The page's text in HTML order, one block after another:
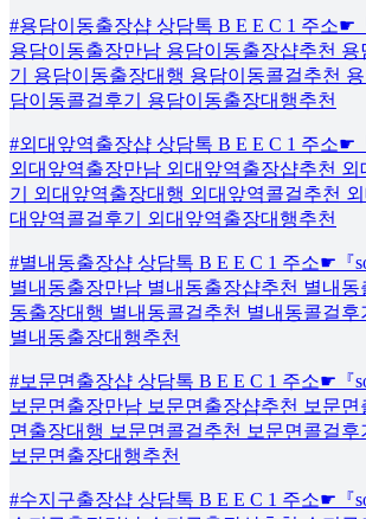
#용담이동출장샵 상담톡 B E E C 1 주소☛
용담이동출장만남 용담이동출장샵추천
기 용담이동출장대행 용담이동콜걸추천
담이동콜걸후기 용담이동출장대행추천
#외대앞역출장샵 상담톡 B E E C 1 주소☛
외대앞역출장만남 외대앞역출장샵추천
기 외대앞역출장대행 외대앞역콜걸추천
대앞역콜걸후기 외대앞역출장대행추천
#별내동출장샵 상담톡 B E E C 1 주소☛『
별내동출장만남 별내동출장샵추천 별내동
동출장대행 별내동콜걸추천 별내동콜걸후
별내동출장대행추천
#보문면출장샵 상담톡 B E E C 1 주소☛『
보문면출장만남 보문면출장샵추천 보문
면출장대행 보문면콜걸추천 보문면콜걸후
보문면출장대행추천
#수지구출장샵 상담톡 B E E C 1 주소☛『